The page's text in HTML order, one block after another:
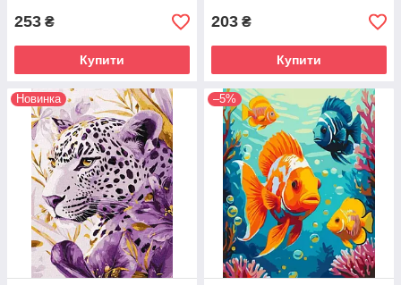
253 ₴
Купити
203 ₴
Купити
Новинка –5%